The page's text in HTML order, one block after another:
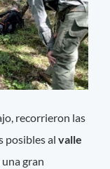
recorrieron las
posibles alvalle
gran